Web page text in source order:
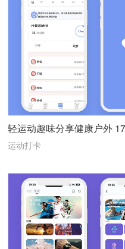
轻运动趣味分享健康户外
运动打卡